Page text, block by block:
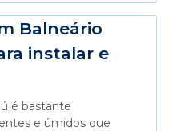
Balneário
instalar e
é bastante
e úmidos que